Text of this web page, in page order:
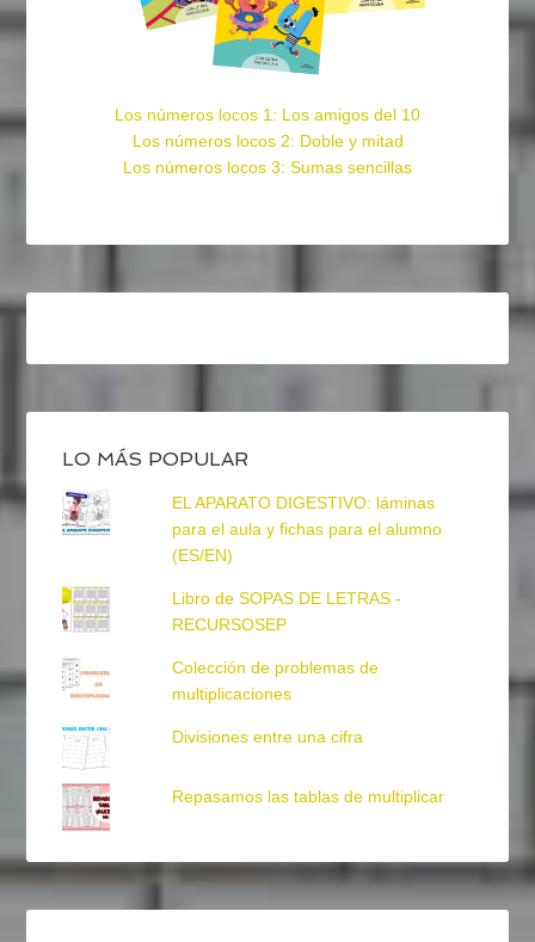
Los números locos 1: Los amigos del 10
Los números locos 2: Doble y mitad
Los números locos 3: Sumas sencillas
LO MÁS POPULAR
EL APARATO DIGESTIVO: láminas
para el aula y fichas para el alumno
(ES/EN)
Libro de SOPAS DE LETRAS -
RECURSOSEP
Colección de problemas de
multiplicaciones
Divisiones entre una cifra
Repasamos las tablas de multiplicar